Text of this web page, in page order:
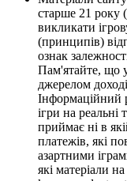
старше 21 року
викликати
(принципів)
ознак
Пам'ятайте, що
джерелом
Інформаційний
ігри на реальні
приймає ні в
платежів, які
азартними
які матеріали